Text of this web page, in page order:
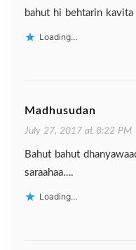
bahut hi behtarin kavita
Loading...
Madhusudan
July 27, 2017 at 8:22 PM
Bahut bahut
saraahaa….
Loading...